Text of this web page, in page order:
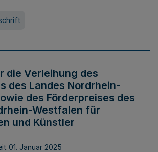
die Verleihung des
des Landes Nordrhein-
des Förderpreises des
Westfalen für
und Künstler
01. Januar 2025